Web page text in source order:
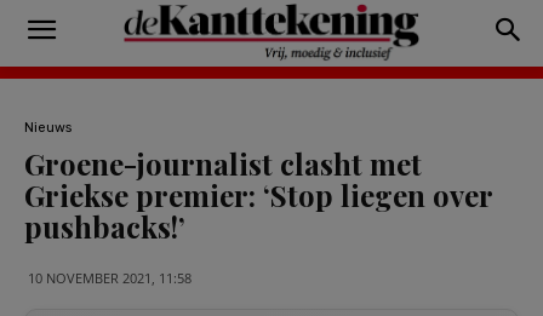
Nieuws
Groene-journalist clasht met
Griekse premier: ‘Stop liegen over
pushbacks!’
10 NOVEMBER 2021, 11:58